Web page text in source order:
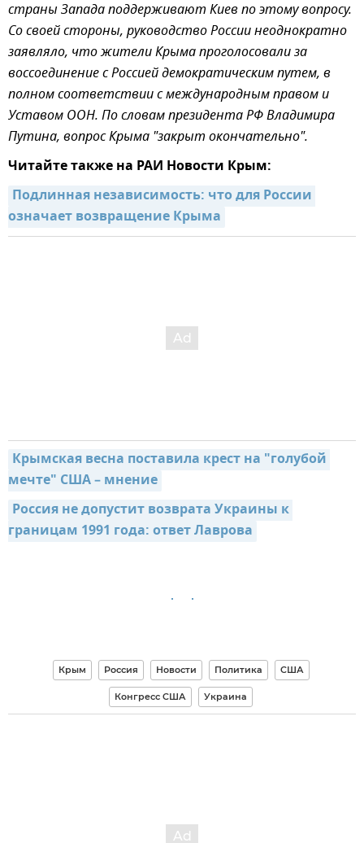
страны Запада поддерживают Киев по этому вопросу.
Со своей стороны, руководство России неоднократно
заявляло, что жители Крыма проголосовали за
воссоединение с Россией демократическим путем, в
полном соответствии с международным правом и
Уставом ООН. По словам президента РФ Владимира
Путина, вопрос Крыма "закрыт окончательно".
Читайте также на РАИ Новости Крым:
Подлинная независимость: что для России
означает возвращение Крыма
Крымская весна поставила крест на "голубой
мечте" США – мнение
Россия не допустит возврата Украины к
границам 1991 года: ответ Лаврова
Крым Россия Новости Политика США
Конгресс США Украина